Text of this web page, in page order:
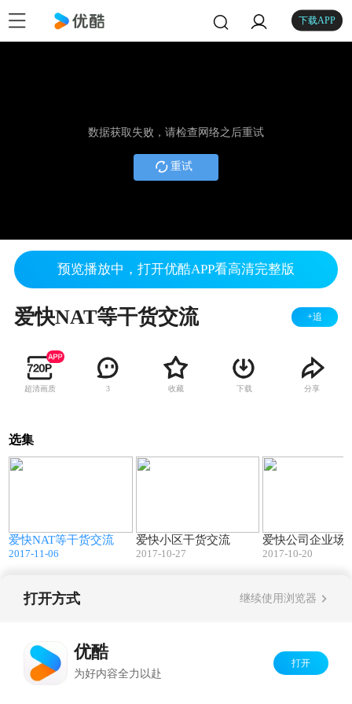
下载APP
数据获取失败，请检查网络之后重试
重试
预览播放中，打开优酷APP看高清完整版
爱快NAT等干货交流 +追
超清画质 3 收藏 下载 分享
选集
爱快NAT等干货交流
2017-11-06
爱快小区干货交流
2017-10-27
爱快公司企业场
2017-10-20
打开方式 继续使用浏览器
优酷
为好内容全力以赴
打开